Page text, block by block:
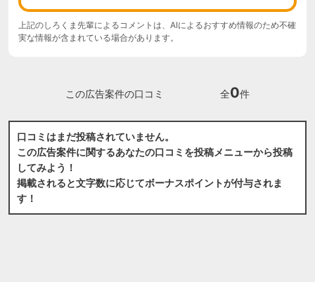
上記のしろくま先輩によるコメントは、AIによるおすすめ情報のため不確
実な情報が含まれている場合があります。
この広告案件の口コミ 全0件
口コミはまだ投稿されていません。
この広告案件に関するあなたの口コミを投稿メニューから投稿
してみよう！
掲載されると文字数に応じてボーナスポイントが付与されま
す！